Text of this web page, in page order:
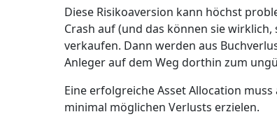
Diese Risikoaversion kann höchst
Crash auf (und das können sie
verkaufen. Dann werden aus
Anleger auf dem Weg dorthin zum
Eine erfolgreiche Asset Allocation
minimal möglichen Verlusts erzielen.